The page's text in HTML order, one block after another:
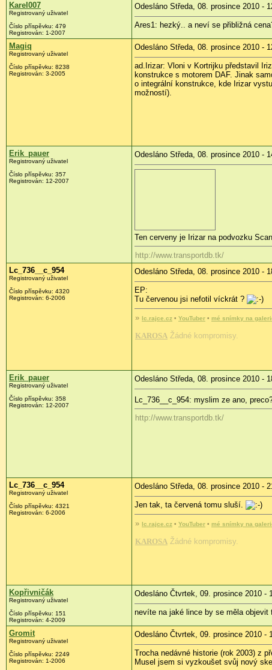
Karel007
Registrovaný uživatel
Číslo příspěvku: 479
Registrován: 1-2007
Odesláno Středa, 08. prosince 2010 -
Ares1: hezký.. a neví se přibližná
Magiq
Registrovaný uživatel
Číslo příspěvku: 8238
Registrován: 3-2005
Odesláno Středa, 08. prosince 2010 -
ad.Irizar: Vloni v Kortrijku představil
konstrukce s motorem DAF. Jinak
o integrální konstrukce, kde Irizar
možností).
Erik_pauer
Registrovaný uživatel
Číslo příspěvku: 357
Registrován: 12-2007
Odesláno Středa, 08. prosince 2010 -
Ten cerveny je Irizar na podvozku
http://www.transportdb.tk/
Lc_736__c_954
Registrovaný uživatel
Číslo příspěvku: 4320
Registrován: 6-2006
Odesláno Středa, 08. prosince 2010 -
EP:
Tu červenou jsi nefotil víckrát ?
» lc.rajce.cz • YouTuber • mé snímky na
KAROSA Žádné kompromisy.
Erik_pauer
Registrovaný uživatel
Číslo příspěvku: 358
Registrován: 12-2007
Odesláno Středa, 08. prosince 2010 -
Lc_736__c_954: myslim ze ano,
http://www.transportdb.tk/
Lc_736__c_954
Registrovaný uživatel
Číslo příspěvku: 4321
Registrován: 6-2006
Odesláno Středa, 08. prosince 2010 -
Jen tak, ta červená tomu sluší.
» lc.rajce.cz • YouTuber • mé snímky na
KAROSA Žádné kompromisy.
Kopřivničák
Registrovaný uživatel
Číslo příspěvku: 151
Registrován: 4-2009
Odesláno Čtvrtek, 09. prosince 2010 -
nevíte na jaké lince by se měla objevit
Gromit
Registrovaný uživatel
Číslo příspěvku: 2249
Registrován: 1-2006
Odesláno Čtvrtek, 09. prosince 2010 -
Trocha nedávné historie (rok 2003) z
Musel jsem si vyzkoušet svůj nový